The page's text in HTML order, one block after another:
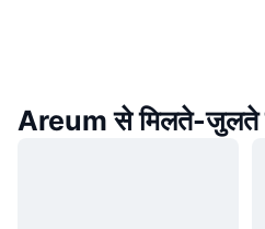
Areum से मिलते-जुलते